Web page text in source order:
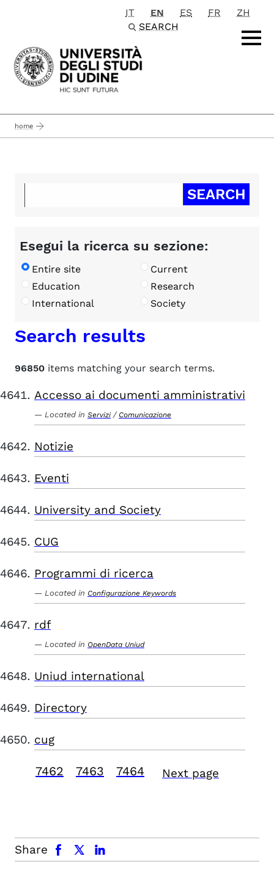
Passa al contenuto principale
IT EN ES FR
ZH
SEARCH
home
Esegui la ricerca su sezione:
Entire site
Current
Education
Research
International
Society
Search results
96850 items matching your search terms.
Accesso ai documenti amministrativi
Located in Servizi / Comunicazione
Notizie
Eventi
University and Society
CUG
Programmi di ricerca
Located in Configurazione Keywords
rdf
Located in OpenData Uniud
Uniud international
Directory
cug
7462 7463 7464 Next page
Share
facebook x.com linkedin